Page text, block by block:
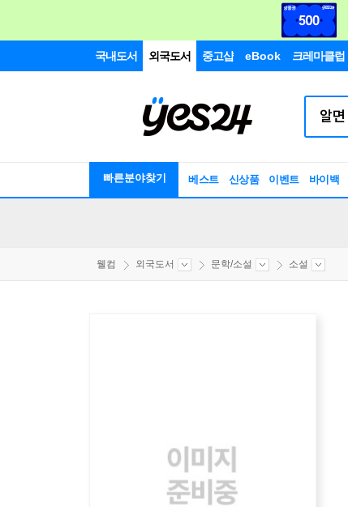
국내도서 외국도서 중고샵 eBook 크레마클럽
빠른분야찾기 베스트 신상품 이벤트 바이백
웰컴 외국도서 문학/소설 소설